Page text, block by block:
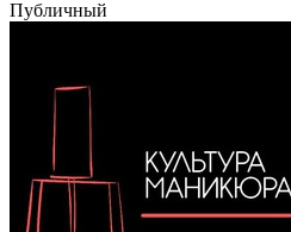
Публичный